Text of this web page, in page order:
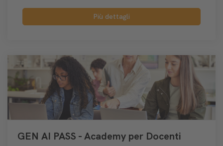
Più dettagli
GEN AI PASS - Academy per Docenti